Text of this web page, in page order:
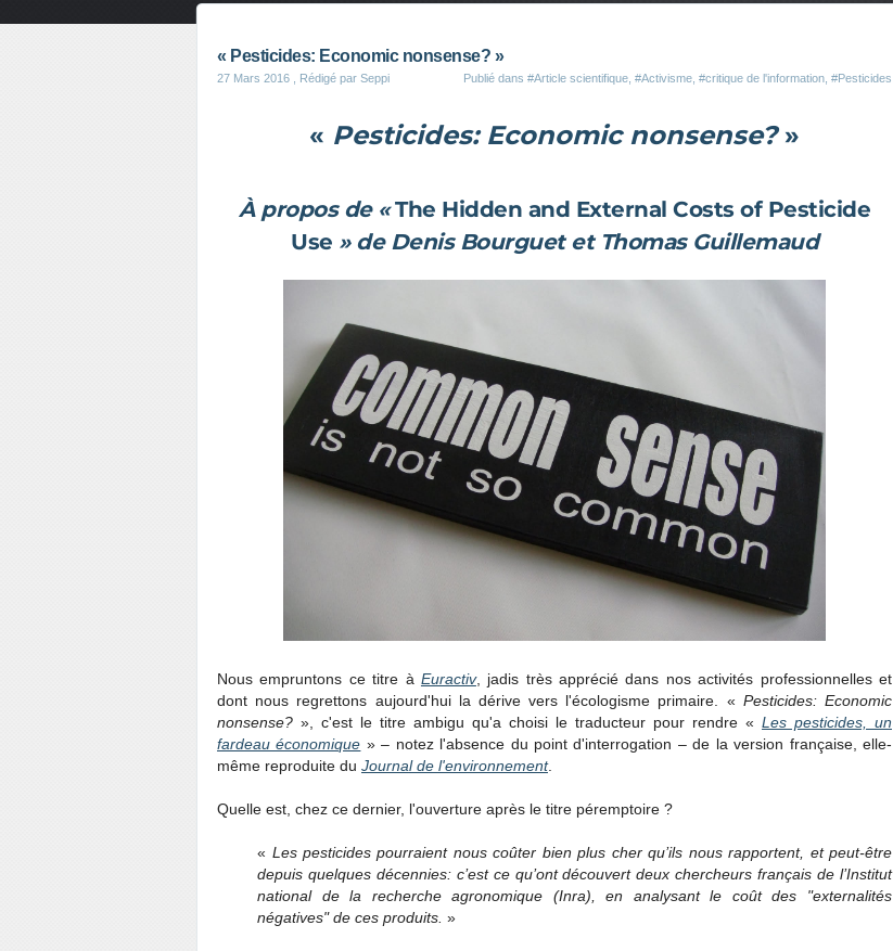
« Pesticides: Economic nonsense? »
27 Mars 2016 , Rédigé par Seppi Publié dans #Article scientifique #Activisme #critique de l'information #Pesticides
« Pesticides: Economic nonsense? »
À propos de «The Hidden and External Costs of Pesticide
Use » de Denis Bourguet et Thomas Guillemaud
Nous empruntons ce titre à Euractiv, jadis très apprécié dans nos activités professionnelles et
dont nous regrettons aujourd'hui la dérive vers l'écologisme primaire. « Pesticides: Economic
nonsense? », c'est le titre ambigu qu'a choisi le traducteur pour rendre « Les pesticides, un
fardeau économique » – notez l'absence du point d'interrogation – de la version française, elle-
même reproduite du Journal de l'environnement.
Quelle est, chez ce dernier, l'ouverture après le titre péremptoire ?
« Les pesticides pourraient nous coûter bien plus cher qu’ils nous rapportent, et peut-être
depuis quelques décennies: c’est ce qu’ont découvert deux chercheurs français de l’Institut
national de la recherche agronomique (Inra), en analysant le coût des "externalités
négatives" de ces produits.»